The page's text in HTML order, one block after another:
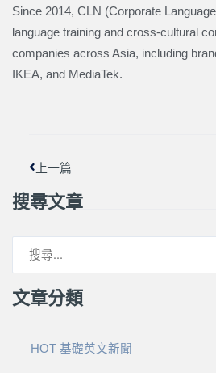
Since 2014, CLN (Corporate
language training and cross-cultural
companies across Asia, including
IKEA, and MediaTek.
上一篇
搜尋文章
文章分類
HOT 基礎英文新聞